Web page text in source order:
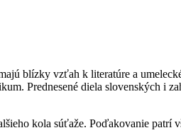
blízky vzťah k literatúre a
Prednesené diela slovenských i
kola súťaže. Poďakovanie patrí